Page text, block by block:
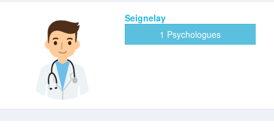
Seignelay
1 Psychologues